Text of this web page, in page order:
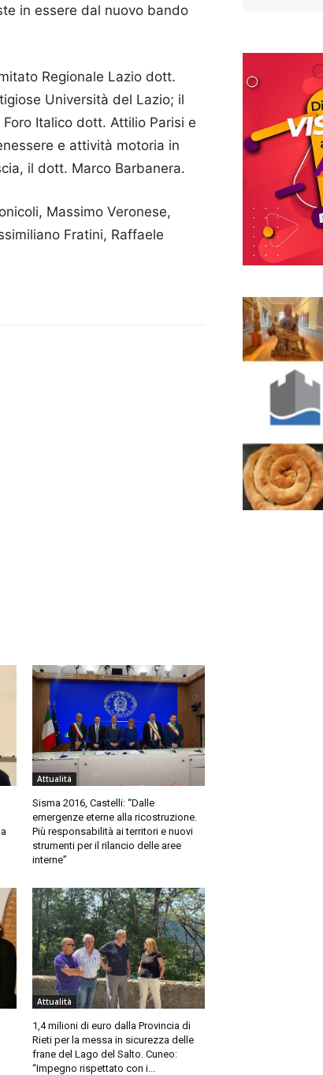
in essere dal nuovo bando
Regionale Lazio dott.
Università del Lazio; il
Italico dott. Attilio Parisi e
e attività motoria in
il dott. Marco Barbanera.
Massimo Veronese,
Fratini, Raffaele
Attualità
Sisma 2016, Castelli: “Dalle
emergenze eterne alla ricostruzione.
Più responsabilità ai territori e nuovi
strumenti per il rilancio delle aree
interne”
Attualità
1,4 milioni di euro dalla Provincia di
Rieti per la messa in sicurezza delle
frane del Lago del Salto. Cuneo:
“Impegno rispettato con i...